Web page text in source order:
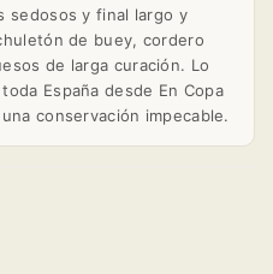
sedosos y final largo y
de buey, cordero
de larga curación. Lo
España desde En Copa
conservación impecable.